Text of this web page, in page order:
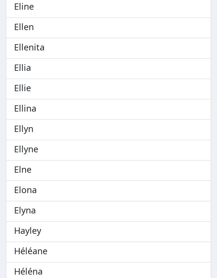
Eline
Ellen
Ellenita
Ellia
Ellie
Ellina
Ellyn
Ellyne
Elne
Elona
Elyna
Hayley
Héléane
Héléna